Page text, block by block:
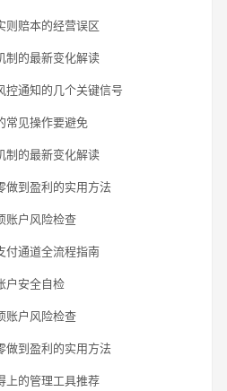
则赔本的经营误区
制的最新变化解读
控通知的几个关键信号
常见操作要避免
制的最新变化解读
做到盈利的实用方法
账户风险检查
付通道全流程指南
户安全自检
账户风险检查
做到盈利的实用方法
上的管理工具推荐